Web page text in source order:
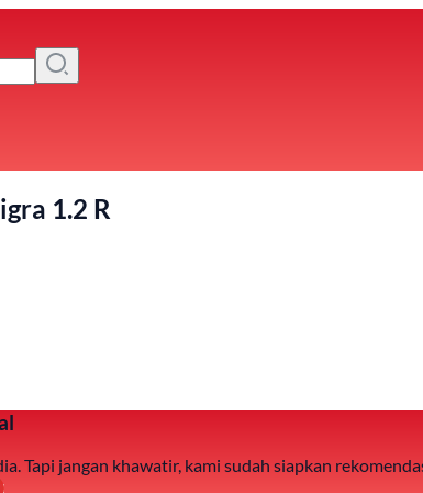
1.2 R
Tapi jangan khawatir, kami sudah siapkan